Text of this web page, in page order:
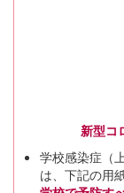
新型コ
学校感染症（
は、下記の用